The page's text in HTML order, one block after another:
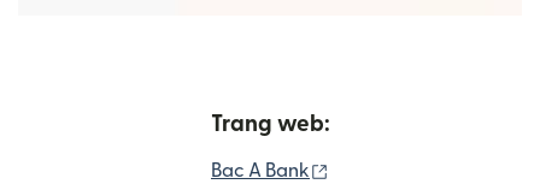
Trang web:
Bac A Bank